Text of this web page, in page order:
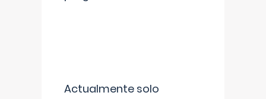
Actualmente solo